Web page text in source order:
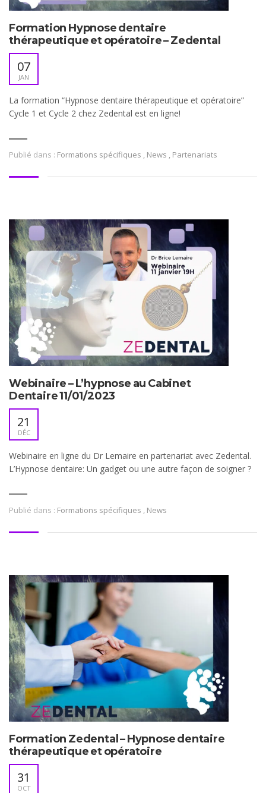
Formation Hypnose dentaire
thérapeutique et opératoire – Zedental
07
JAN
La formation “Hypnose dentaire thérapeutique et opératoire”
Cycle 1 et Cycle 2 chez Zedental est en ligne!
Publié dans : Formations spécifiques , News , Partenariats
Webinaire – L’hypnose au Cabinet
Dentaire 11/01/2023
21
DÉC
Webinaire en ligne du Dr Lemaire en partenariat avec Zedental.
L’Hypnose dentaire: Un gadget ou une autre façon de soigner ?
Publié dans : Formations spécifiques , News
Formation Zedental – Hypnose dentaire
thérapeutique et opératoire
31
OCT